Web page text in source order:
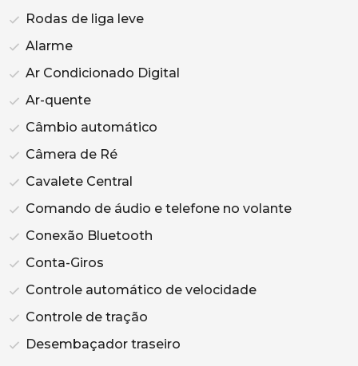
Rodas de liga leve
Alarme
Ar Condicionado Digital
Ar-quente
Câmbio automático
Câmera de Ré
Cavalete Central
Comando de áudio e telefone no volante
Conexão Bluetooth
Conta-Giros
Controle automático de velocidade
Controle de tração
Desembaçador traseiro